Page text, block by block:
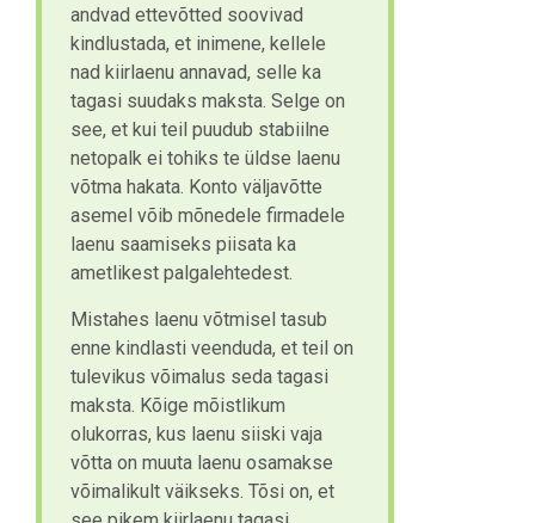
andvad ettevõtted soovivad
kindlustada, et inimene, kellele
nad kiirlaenu annavad, selle ka
tagasi suudaks maksta. Selge on
see, et kui teil puudub stabiilne
netopalk ei tohiks te üldse laenu
võtma hakata. Konto väljavõtte
asemel võib mõnedele firmadele
laenu saamiseks piisata ka
ametlikest palgalehtedest.
Mistahes laenu võtmisel tasub
enne kindlasti veenduda, et teil on
tulevikus võimalus seda tagasi
maksta. Kõige mõistlikum
olukorras, kus laenu siiski vaja
võtta on muuta laenu osamakse
võimalikult väikseks. Tõsi on, et